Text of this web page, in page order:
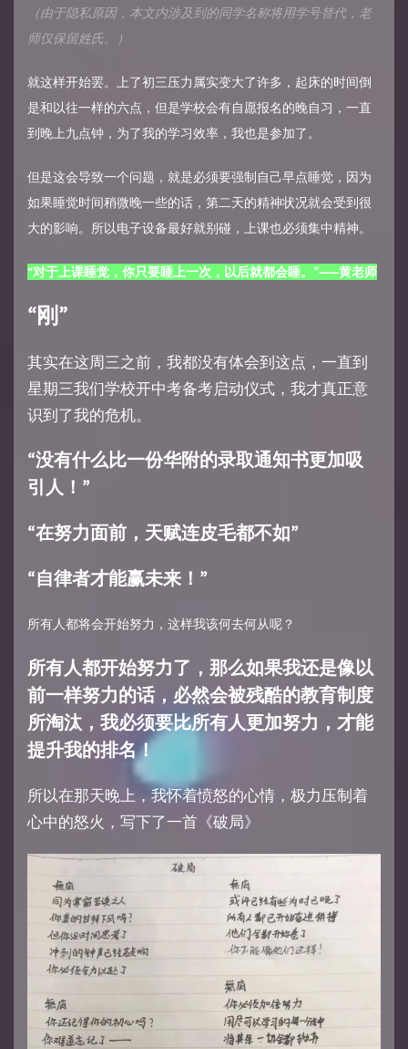
（由于隐私原因，本文内涉及到的同学名称将用学号替代，老
师仅保留姓氏。）
就这样开始罢。上了初三压力属实变大了许多，起床的时间倒
是和以往一样的六点，但是学校会有自愿报名的晚自习，一直
到晚上九点钟，为了我的学习效率，我也是参加了。
但是这会导致一个问题，就是必须要强制自己早点睡觉，因为
如果睡觉时间稍微晚一些的话，第二天的精神状况就会受到很
大的影响。所以电子设备最好就别碰，上课也必须集中精神。
“对于上课睡觉，你只要睡上一次，以后就都会睡。”——黄老师
“刚”
其实在这周三之前，我都没有体会到这点，一直到
星期三我们学校开中考备考启动仪式，我才真正意
识到了我的危机。
“没有什么比一份华附的录取通知书更加吸
引人！”
“在努力面前，天赋连皮毛都不如”
“自律者才能赢未来！”
所有人都将会开始努力，这样我该何去何从呢？
所有人都开始努力了，那么如果我还是像以
前一样努力的话，必然会被残酷的教育制度
所淘汰，我必须要比所有人更加努力，才能
提升我的排名！
所以在那天晚上，我怀着愤怒的心情，极力压制着
心中的怒火，写下了一首《破局》